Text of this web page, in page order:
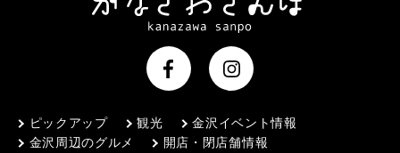
ピックアップ 観光
金沢イベント情報
金沢周辺のグルメ
開店・閉店舗情報